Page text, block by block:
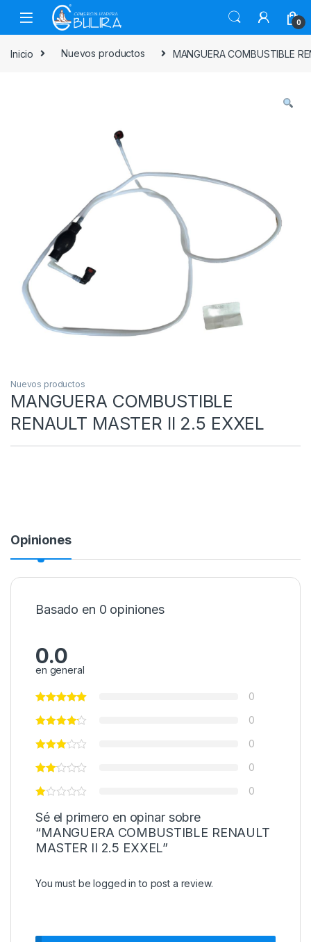
0
Inicio Nuevos productos MANGUERA COMBUSTIBLE
Nuevos productos
MANGUERA COMBUSTIBLE
RENAULT MASTER II 2.5 EXXEL
Opiniones
Basado en 0 opiniones
0.0
en general
0
0
0
0
0
Sé el primero en opinar sobre
“MANGUERA COMBUSTIBLE RENAULT
MASTER II 2.5 EXXEL”
You must be logged in to post a review.